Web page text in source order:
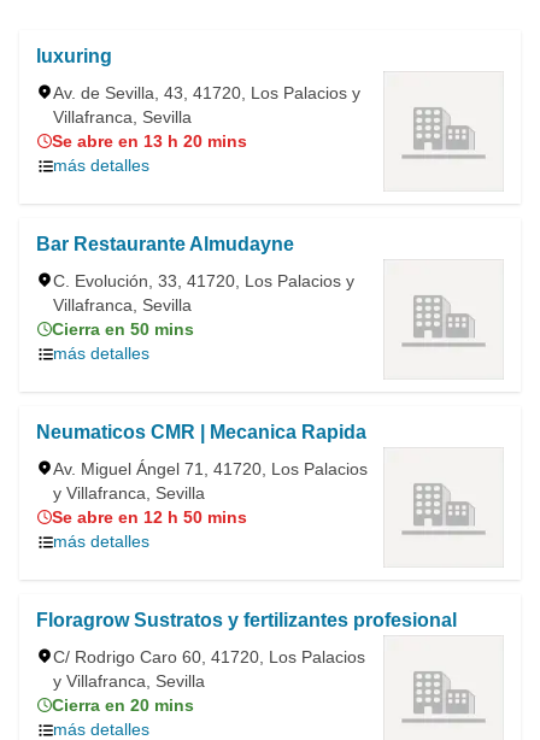
luxuring
Av. de Sevilla, 43, 41720, Los Palacios y
Villafranca, Sevilla
Se abre en 13 h 20 mins
más detalles
Bar Restaurante Almudayne
C. Evolución, 33, 41720, Los Palacios y
Villafranca, Sevilla
Cierra en 50 mins
más detalles
Neumaticos CMR | Mecanica Rapida
Av. Miguel Ángel 71, 41720, Los Palacios
y Villafranca, Sevilla
Se abre en 12 h 50 mins
más detalles
Floragrow Sustratos y fertilizantes profesional
C/ Rodrigo Caro 60, 41720, Los Palacios
y Villafranca, Sevilla
Cierra en 20 mins
más detalles